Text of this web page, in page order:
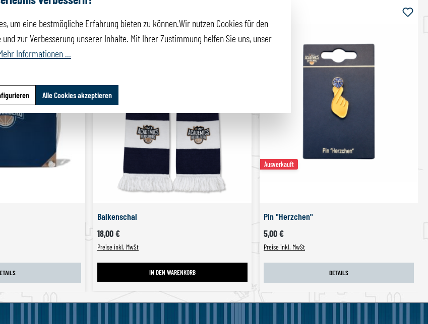
Balkenschal
Regulärer Preis:
18,00 €
Preise inkl. MwSt
IN DEN WARENKORB
Ausverkauft
Pin "Herzchen"
Regulärer Preis:
5,00 €
Preise inkl. MwSt
DETAILS
um eine bestmögliche Erfahrung bieten zu können.Wir nutzen Cookies für den
zur Verbesserung unserer Inhalte. Mit Ihrer Zustimmung helfen Sie uns, unser
Informationen ...
Alle Cookies akzeptieren